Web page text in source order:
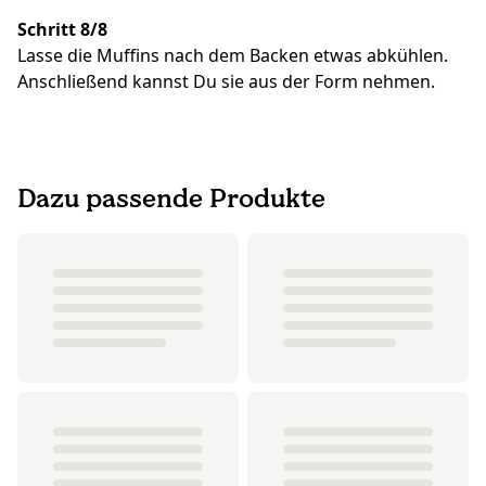
Schritt 8/8
Lasse die Muffins nach dem Backen etwas abkühlen.
Anschließend kannst Du sie aus der Form nehmen.
Dazu passende Produkte